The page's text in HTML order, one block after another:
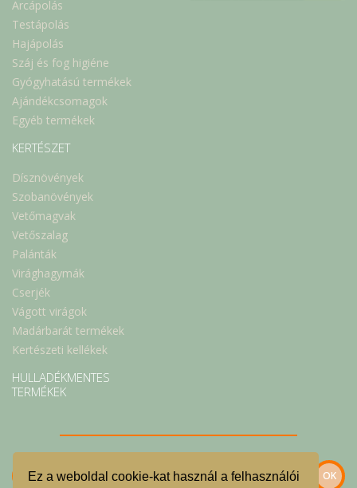
Ez a weboldal cookie-kat használ a felhasználói
Arcápolás
Testápolás
Hajápolás
Száj és fog higiéne
Gyógyhatású termékek
Ajándékcsomagok
Egyéb termékek
KERTÉSZET
Dísznövények
Szobanövények
Vetőmagvak
Vetőszalag
Palánták
Virághagymák
Cserjék
Vágott virágok
Madárbarát termékek
Kertészeti kellékek
HULLADÉKMENTES
TERMÉKEK